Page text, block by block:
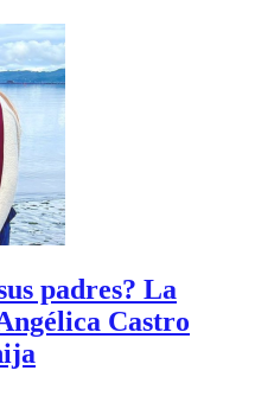
padres? La
Castro